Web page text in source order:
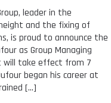
leader in the
and the fixing of
is proud to announce the
as Group Managing
will take effect from 7
began his career at
[…]